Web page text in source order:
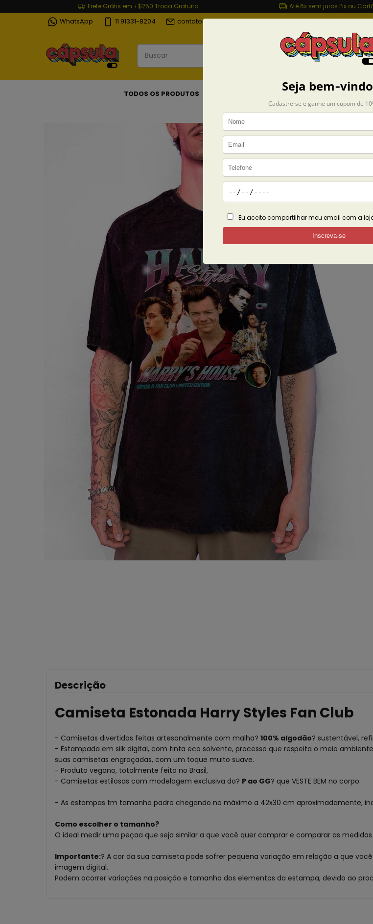
Frete Grátis em +$250 Troca Gratuita Até 6x sem juros Pix ou
WhatsApp 11 91331-8204 contato@capsulashop.com.br
TODOS OS PRODUTOS ACESSÓRIOS CASA
Descrição
Camiseta Estonada Harry Styles Fan Club
- Camisetas divertidas feitas artesanalmente com malha? 100% algodão? sustentável,
- Estampada em silk digital, com tinta eco solvente, processo que respeita o meio
suas camisetas engraçadas, com um toque muito suave.
- Produto vegano, totalmente feito no Brasil,
- Camisetas estilosas com modelagem exclusiva do? P ao GG? que VESTE BEM no corpo.
- As estampas tm tamanho padro chegando no máximo a 42x30 cm aproximadamente,
Como escolher o tamanho?
O ideal medir uma peçaa que seja similar a que você quer comprar e comparar as
Importante:? A cor da sua camiseta pode sofrer pequena variação em relação a que
imagem digital.
Podem ocorrer variações na posição e tamanho dos elementos da estampa, devido ao